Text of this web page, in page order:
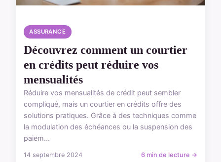
ASSURANCE
Découvrez comment un courtier
en crédits peut réduire vos
mensualités
Réduire vos mensualités de crédit peut sembler
compliqué, mais un courtier en crédits offre des
solutions pratiques. Grâce à des techniques comme
la modulation des échéances ou la suspension des
paiem...
14 septembre 2024 6 min de lecture →